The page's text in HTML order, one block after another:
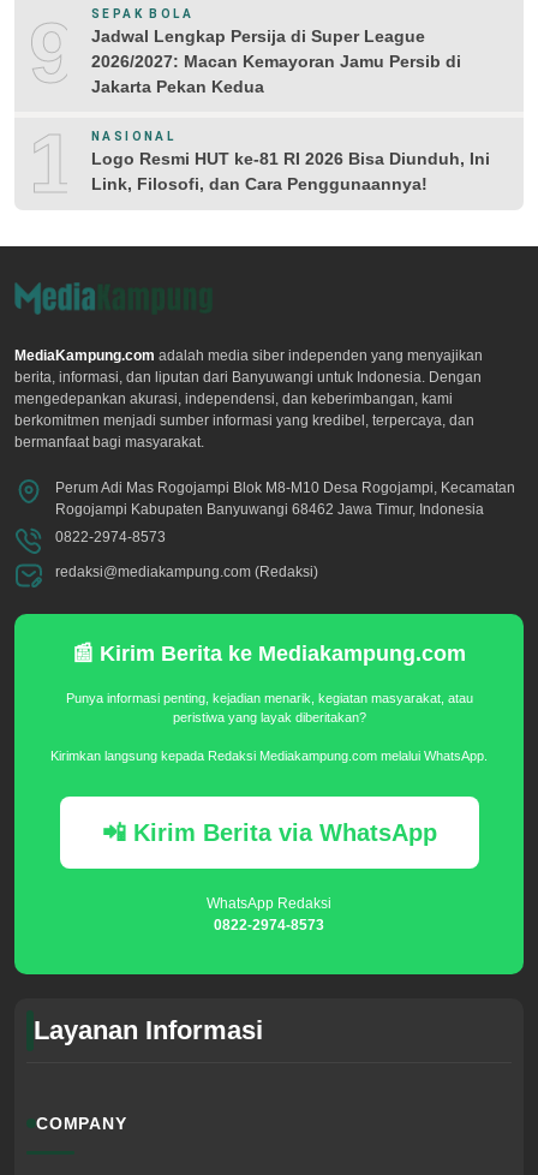
9 SEPAK BOLA
Jadwal Lengkap Persija di Super League
2026/2027: Macan Kemayoran Jamu Persib di
Jakarta Pekan Kedua
10NASIONAL
Logo Resmi HUT ke-81 RI 2026 Bisa Diunduh, Ini
Link, Filosofi, dan Cara Penggunaannya!
MediaKampung.com adalah media siber independen yang menyajikan
berita, informasi, dan liputan dari Banyuwangi untuk Indonesia. Dengan
mengedepankan akurasi, independensi, dan keberimbangan, kami
berkomitmen menjadi sumber informasi yang kredibel, terpercaya, dan
bermanfaat bagi masyarakat.
Perum Adi Mas Rogojampi Blok M8-M10 Desa Rogojampi, Kecamatan
Rogojampi Kabupaten Banyuwangi 68462 Jawa Timur, Indonesia
0822-2974-8573
redaksi@mediakampung.com (Redaksi)
📰 Kirim Berita ke Mediakampung.com
Punya informasi penting, kejadian menarik, kegiatan masyarakat, atau
peristiwa yang layak diberitakan?
Kirimkan langsung kepada Redaksi Mediakampung.com melalui WhatsApp.
📲 Kirim Berita via WhatsApp
WhatsApp Redaksi
0822-2974-8573
Layanan Informasi
COMPANY